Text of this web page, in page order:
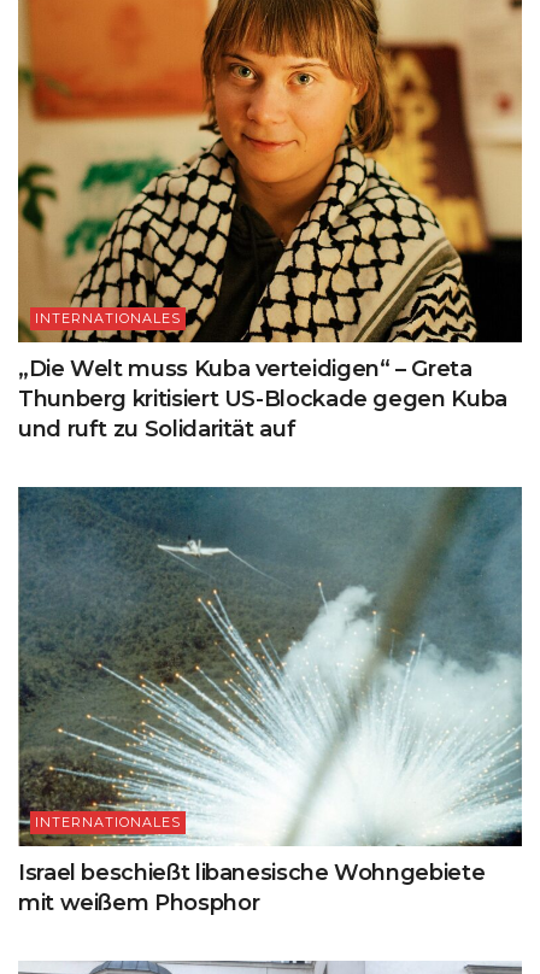
INTERNATIONALES
„Die Welt muss Kuba verteidigen“ – Greta
Thunberg kritisiert US-Blockade gegen Kuba
und ruft zu Solidarität auf
INTERNATIONALES
Israel beschießt libanesische Wohngebiete
mit weißem Phosphor